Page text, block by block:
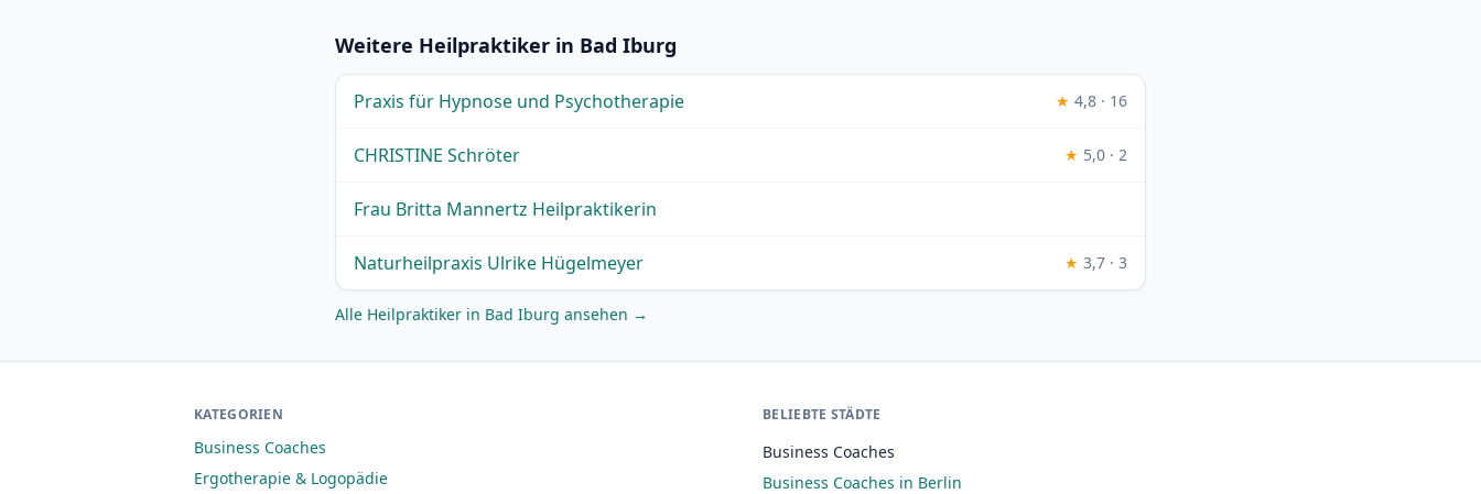
Weitere Heilpraktiker in Bad Iburg
Praxis für Hypnose und Psychotherapie ★ 4,8 · 16
CHRISTINE Schröter ★ 5,0 · 2
Frau Britta Mannertz Heilpraktikerin
Naturheilpraxis Ulrike Hügelmeyer ★ 3,7 · 3
Alle Heilpraktiker in Bad Iburg ansehen →
KATEGORIEN
Business Coaches
Ergotherapie & Logopädie
BELIEBTE STÄDTE
Business Coaches
Business Coaches in Berlin